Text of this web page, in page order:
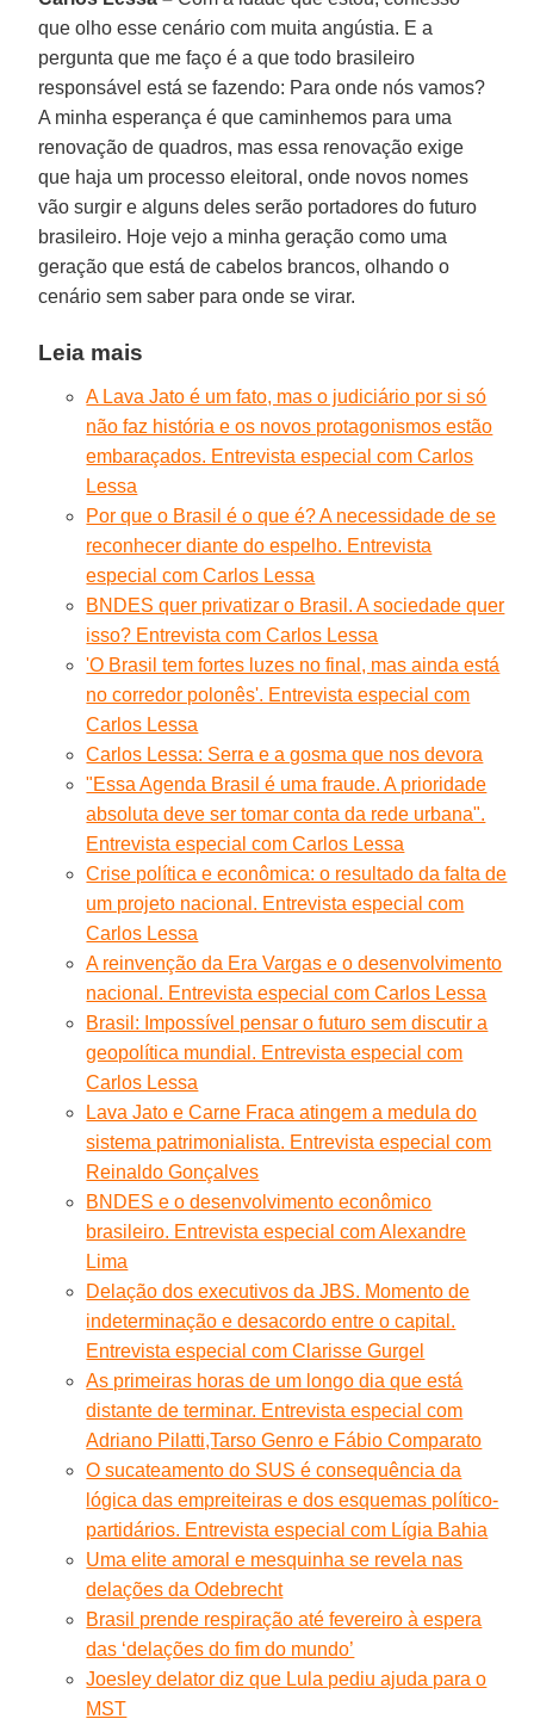
que olho esse cenário com muita angústia. E a
pergunta que me faço é a que todo brasileiro
responsável está se fazendo: Para onde nós vamos?
A minha esperança é que caminhemos para uma
renovação de quadros, mas essa renovação exige
que haja um processo eleitoral, onde novos nomes
vão surgir e alguns deles serão portadores do futuro
brasileiro. Hoje vejo a minha geração como uma
geração que está de cabelos brancos, olhando o
cenário sem saber para onde se virar.
Leia mais
A Lava Jato é um fato, mas o judiciário por si só
não faz história e os novos protagonismos estão
embaraçados. Entrevista especial com Carlos
Lessa
Por que o Brasil é o que é? A necessidade de se
reconhecer diante do espelho. Entrevista
especial com Carlos Lessa
BNDES quer privatizar o Brasil. A sociedade quer
isso? Entrevista com Carlos Lessa
'O Brasil tem fortes luzes no final, mas ainda está
no corredor polonês'. Entrevista especial com
Carlos Lessa
Carlos Lessa: Serra e a gosma que nos devora
"Essa Agenda Brasil é uma fraude. A prioridade
absoluta deve ser tomar conta da rede urbana".
Entrevista especial com Carlos Lessa
Crise política e econômica: o resultado da falta de
um projeto nacional. Entrevista especial com
Carlos Lessa
A reinvenção da Era Vargas e o desenvolvimento
nacional. Entrevista especial com Carlos Lessa
Brasil: Impossível pensar o futuro sem discutir a
geopolítica mundial. Entrevista especial com
Carlos Lessa
Lava Jato e Carne Fraca atingem a medula do
sistema patrimonialista. Entrevista especial com
Reinaldo Gonçalves
BNDES e o desenvolvimento econômico
brasileiro. Entrevista especial com Alexandre
Lima
Delação dos executivos da JBS. Momento de
indeterminação e desacordo entre o capital.
Entrevista especial com Clarisse Gurgel
As primeiras horas de um longo dia que está
distante de terminar. Entrevista especial com
Adriano Pilatti,Tarso Genro e Fábio Comparato
O sucateamento do SUS é consequência da
lógica das empreiteiras e dos esquemas político-
partidários. Entrevista especial com Lígia Bahia
Uma elite amoral e mesquinha se revela nas
delações da Odebrecht
Brasil prende respiração até fevereiro à espera
das ‘delações do fim do mundo’
Joesley delator diz que Lula pediu ajuda para o
MST